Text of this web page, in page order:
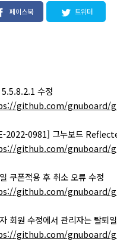
페이스북 트위터
5.5.8.2.1 수정
github.com/gnuboard/
2022-0981] 그누보드
github.com/gnuboard/
쿠폰적용 후 취소 오류 수정
github.com/gnuboard/
회원 수정에서 관리자는 탈퇴
github.com/gnuboard/